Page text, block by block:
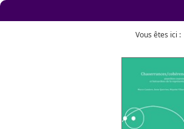
Vous êtes ici :